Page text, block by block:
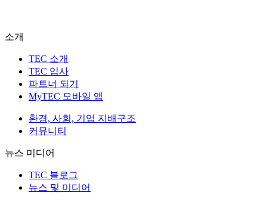
소개
TEC 소개
TEC 입사
파트너 되기
MyTEC 모바일 앱
환경, 사회, 기업 지배구조
커뮤니티
뉴스 미디어
TEC 블로그
뉴스 및 미디어